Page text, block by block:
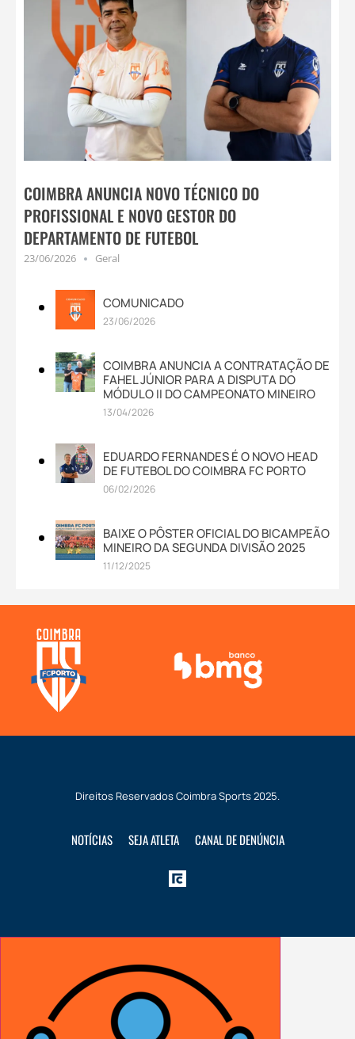
COIMBRA ANUNCIA NOVO TÉCNICO DO
PROFISSIONAL E NOVO GESTOR DO
DEPARTAMENTO DE FUTEBOL
23/06/2026 Geral
COMUNICADO
23/06/2026
COIMBRA ANUNCIA A CONTRATAÇÃO DE
FAHEL JÚNIOR PARA A DISPUTA DO
MÓDULO II DO CAMPEONATO MINEIRO
13/04/2026
EDUARDO FERNANDES É O NOVO HEAD
DE FUTEBOL DO COIMBRA FC PORTO
06/02/2026
BAIXE O PÔSTER OFICIAL DO BICAMPEÃO
MINEIRO DA SEGUNDA DIVISÃO 2025
11/12/2025
Direitos ReservadosCoimbra Sports2025.
NOTÍCIAS SEJA ATLETA CANAL DE DENÚNCIA